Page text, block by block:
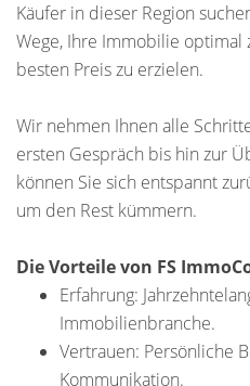
Käufer in dieser Region
Wege, Ihre Immobilie optimal
besten Preis zu erzielen.
Wir nehmen Ihnen alle
ersten Gespräch bis hin zur
können Sie sich entspannt
um den Rest kümmern.
Die Vorteile von FS
Erfahrung:
Immobilienbranche.
Vertrauen: Persönliche
Kommunikation.